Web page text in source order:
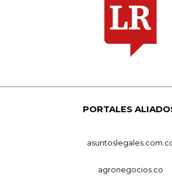
PORTALES
agronegocios.co